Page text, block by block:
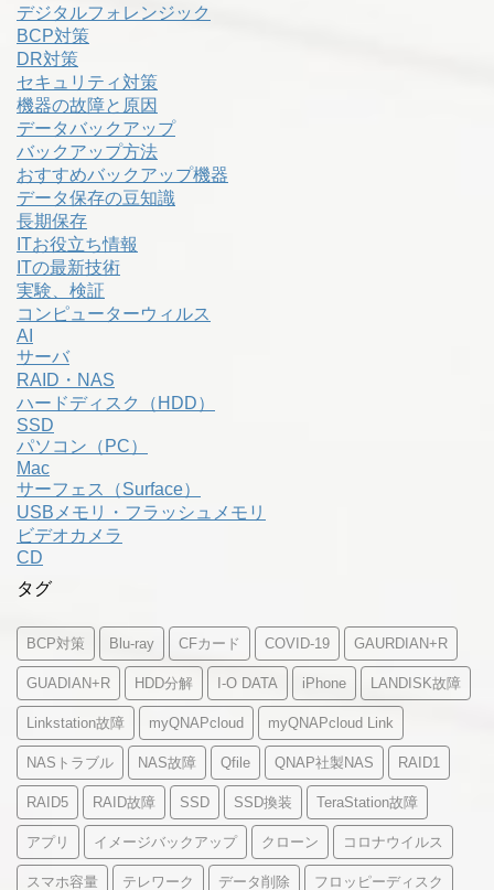
デジタルフォレンジック
BCP対策
DR対策
セキュリティ対策
機器の故障と原因
データバックアップ
バックアップ方法
おすすめバックアップ機器
データ保存の豆知識
長期保存
ITお役立ち情報
ITの最新技術
実験、検証
コンピューターウィルス
AI
サーバ
RAID・NAS
ハードディスク（HDD）
SSD
パソコン（PC）
Mac
サーフェス（Surface）
USBメモリ・フラッシュメモリ
ビデオカメラ
CD
タグ
BCP対策 Blu-ray CFカード COVID-19 GAURDIAN+R
GUADIAN+R HDD分解 I-O DATA iPhone LANDISK故障
Linkstation故障 myQNAPcloud myQNAPcloud Link
NASトラブル NAS故障 Qfile QNAP社製NAS RAID1
RAID5 RAID故障 SSD SSD換装 TeraStation故障
アプリ イメージバックアップ クローン コロナウイルス
スマホ容量 テレワーク データ削除 フロッピーディスク